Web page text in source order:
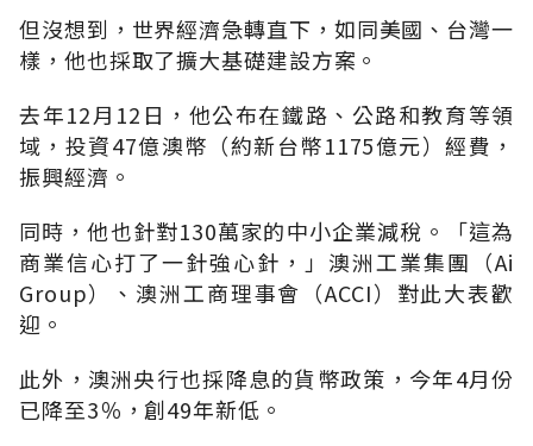
但沒想到，世界經濟急轉直下，如同美國、台灣一
樣，他也採取了擴大基礎建設方案。
去年12月12日，他公布在鐵路、公路和教育等領
域，投資47億澳幣（約新台幣1175億元）經費，
振興經濟。
同時，他也針對130萬家的中小企業減稅。「這為
商業信心打了一針強心針，」澳洲工業集團（Ai
Group）、澳洲工商理事會（ACCI）對此大表歡
迎。
此外，澳洲央行也採降息的貨幣政策，今年4月份
已降至3％，創49年新低。